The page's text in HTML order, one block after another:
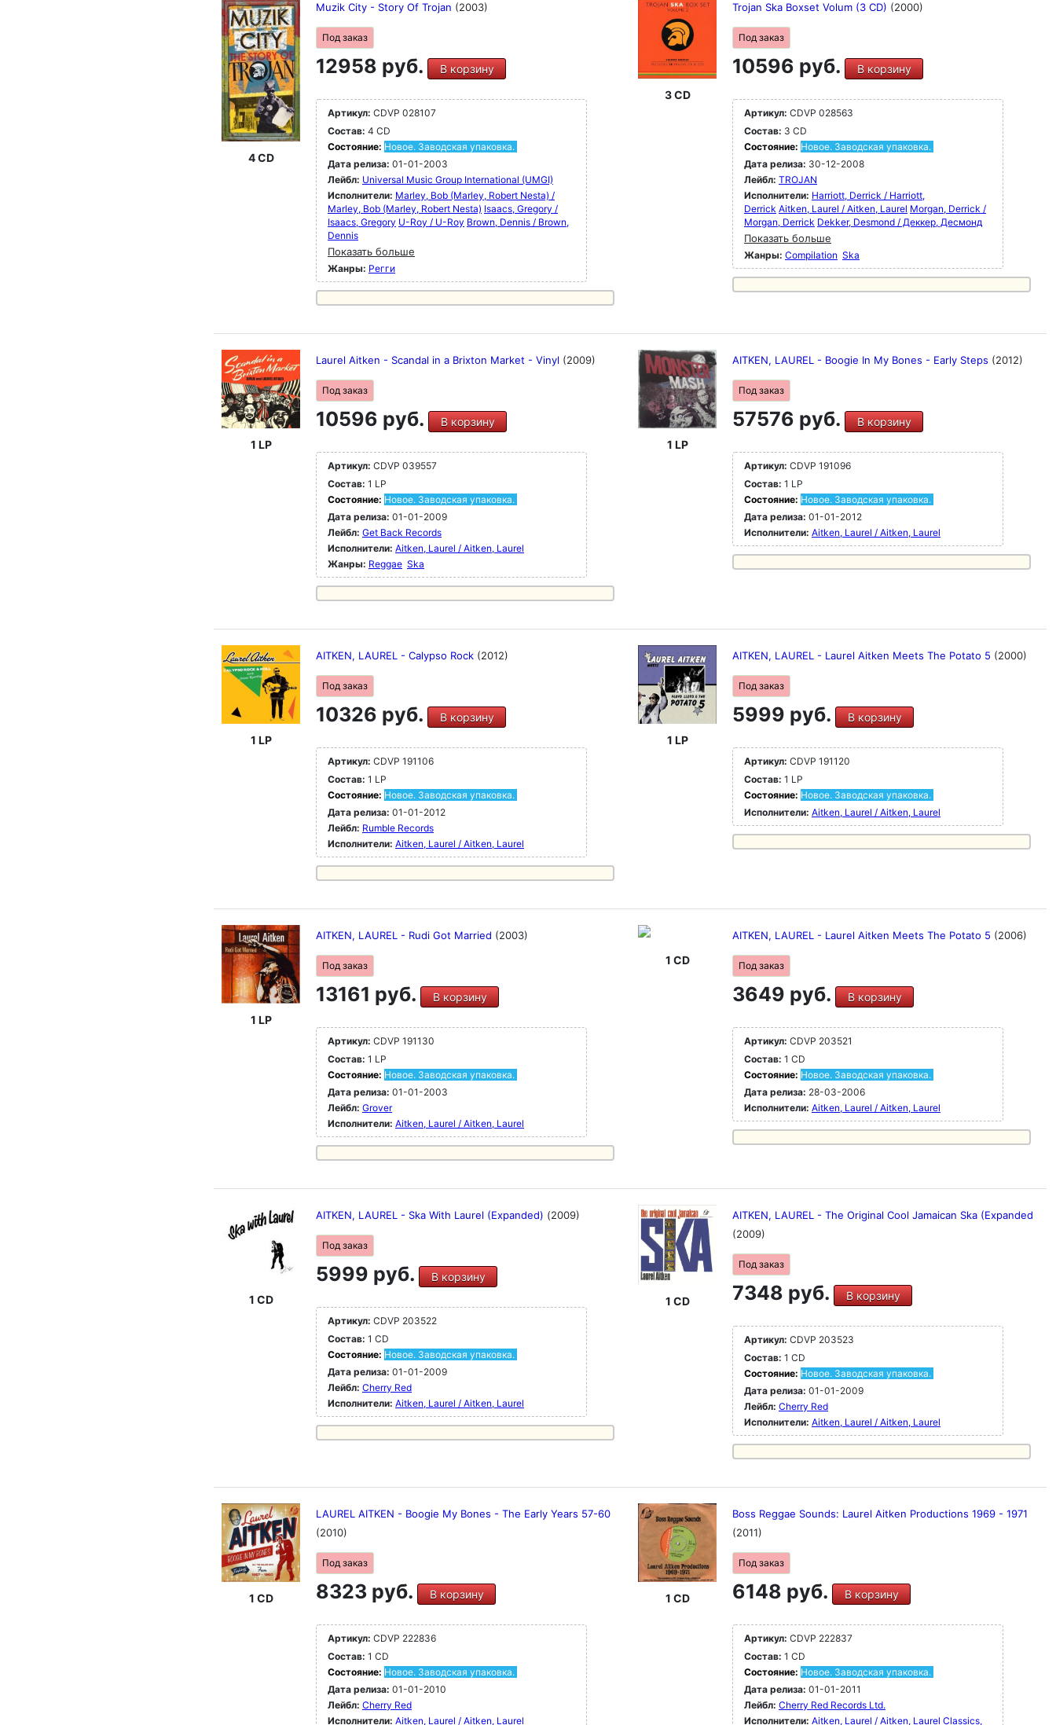
4 CD
Muzik City - Story Of Trojan (2003)
Под заказ
12958 руб. В корзину
Артикул: CDVP 028107
Состав: 4 CD
Состояние: Новое. Заводская упаковка.
Дата релиза: 01-01-2003
Лейбл: Universal Music Group International (UMGI)
Исполнители: Marley, Bob (Marley, Robert Nesta) /
Marley, Bob (Marley, Robert Nesta) Isaacs, Gregory /
Isaacs, Gregory U-Roy / U-Roy Brown, Dennis / Brown,
Dennis
Показать больше
Жанры: Регги
3 CD
Trojan Ska Boxset Volum (3 CD) (2000)
Под заказ
10596 руб. В корзину
Артикул: CDVP 028563
Состав: 3 CD
Состояние: Новое. Заводская упаковка.
Дата релиза: 30-12-2008
Лейбл: TROJAN
Исполнители: Harriott, Derrick / Harriott,
Derrick Aitken, Laurel / Aitken, Laurel Morgan, Derrick /
Morgan, Derrick Dekker, Desmond / Деккер, Десмонд
Показать больше
Жанры: Compilation Ska
1 LP
Laurel Aitken - Scandal in a Brixton Market - Vinyl (2009)
Под заказ
10596 руб. В корзину
Артикул: CDVP 039557
Состав: 1 LP
Состояние: Новое. Заводская упаковка.
Дата релиза: 01-01-2009
Лейбл: Get Back Records
Исполнители: Aitken, Laurel / Aitken, Laurel
Жанры: Reggae Ska
1 LP
AITKEN, LAUREL - Boogie In My Bones - Early Steps (2012)
Под заказ
57576 руб. В корзину
Артикул: CDVP 191096
Состав: 1 LP
Состояние: Новое. Заводская упаковка.
Дата релиза: 01-01-2012
Исполнители: Aitken, Laurel / Aitken, Laurel
1 LP
AITKEN, LAUREL - Calypso Rock (2012)
Под заказ
10326 руб. В корзину
Артикул: CDVP 191106
Состав: 1 LP
Состояние: Новое. Заводская упаковка.
Дата релиза: 01-01-2012
Лейбл: Rumble Records
Исполнители: Aitken, Laurel / Aitken, Laurel
1 LP
AITKEN, LAUREL - Laurel Aitken Meets The Potato 5 (2000)
Под заказ
5999 руб. В корзину
Артикул: CDVP 191120
Состав: 1 LP
Состояние: Новое. Заводская упаковка.
Исполнители: Aitken, Laurel / Aitken, Laurel
1 LP
AITKEN, LAUREL - Rudi Got Married (2003)
Под заказ
13161 руб. В корзину
Артикул: CDVP 191130
Состав: 1 LP
Состояние: Новое. Заводская упаковка.
Дата релиза: 01-01-2003
Лейбл: Grover
Исполнители: Aitken, Laurel / Aitken, Laurel
1 CD
AITKEN, LAUREL - Laurel Aitken Meets The Potato 5 (2006)
Под заказ
3649 руб. В корзину
Артикул: CDVP 203521
Состав: 1 CD
Состояние: Новое. Заводская упаковка.
Дата релиза: 28-03-2006
Исполнители: Aitken, Laurel / Aitken, Laurel
1 CD
AITKEN, LAUREL - Ska With Laurel (Expanded) (2009)
Под заказ
5999 руб. В корзину
Артикул: CDVP 203522
Состав: 1 CD
Состояние: Новое. Заводская упаковка.
Дата релиза: 01-01-2009
Лейбл: Cherry Red
Исполнители: Aitken, Laurel / Aitken, Laurel
1 CD
AITKEN, LAUREL - The Original Cool Jamaican Ska (Expanded
(2009)
Под заказ
7348 руб. В корзину
Артикул: CDVP 203523
Состав: 1 CD
Состояние: Новое. Заводская упаковка.
Дата релиза: 01-01-2009
Лейбл: Cherry Red
Исполнители: Aitken, Laurel / Aitken, Laurel
1 CD
LAUREL AITKEN - Boogie My Bones - The Early Years 57-60
(2010)
Под заказ
8323 руб. В корзину
Артикул: CDVP 222836
Состав: 1 CD
Состояние: Новое. Заводская упаковка.
Дата релиза: 01-01-2010
Лейбл: Cherry Red
Исполнители: Aitken, Laurel / Aitken, Laurel
1 CD
Boss Reggae Sounds: Laurel Aitken Productions 1969 - 1971
(2011)
Под заказ
6148 руб. В корзину
Артикул: CDVP 222837
Состав: 1 CD
Состояние: Новое. Заводская упаковка.
Дата релиза: 01-01-2011
Лейбл: Cherry Red Records Ltd.
Исполнители: Aitken, Laurel / Aitken, Laurel Classics,